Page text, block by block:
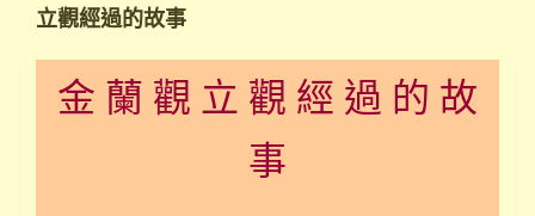
立觀經過的故事
金 蘭 觀 立 觀 經 過 的 故
事